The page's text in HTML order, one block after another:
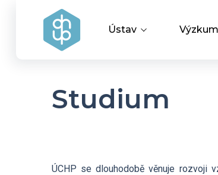
Ústav Výzkum
Studium
ÚCHP se dlouhodobě věnuje rozvoji